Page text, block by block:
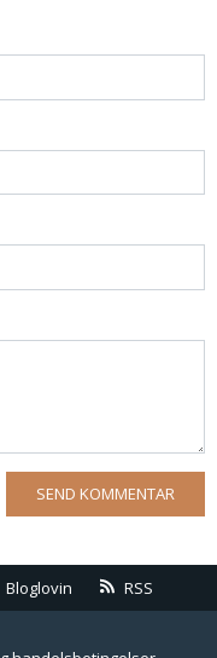
Bloglovin RSS